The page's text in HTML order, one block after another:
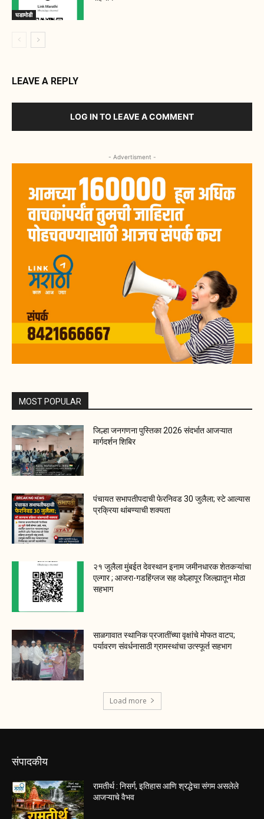
घडामोडी
LEAVE A REPLY
LOG IN TO LEAVE A COMMENT
- Advertisment -
MOST POPULAR
जिल्हा जनगणना पुस्तिका 2026 संदर्भात आजऱ्यात
मार्गदर्शन शिबिर
पंचायत सभापतीपदाची फेरनिवड 30 जुलैला; स्टे आल्यास
प्रक्रिया थांबण्याची शक्यता
२१ जुलैला मुंबईत देवस्थान इनाम जमीनधारक शेतकऱ्यांचा
एल्गार ; आजरा-गडहिंग्लज सह कोल्हापूर जिल्ह्यातून मोठा
सहभाग
साळगावात स्थानिक प्रजातींच्या वृक्षांचे मोफत वाटप;
पर्यावरण संवर्धनासाठी ग्रामस्थांचा उत्स्फूर्त सहभाग
Load more
संपादकीय
रामतीर्थ : निसर्ग, इतिहास आणि श्रद्धेचा संगम असलेले
आजऱ्याचे वैभव